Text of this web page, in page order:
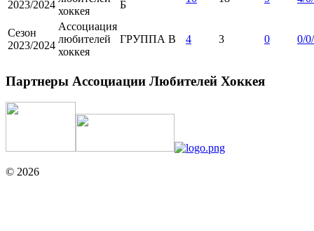
2023/2024
хоккея
Б
Сезон
2023/2024
Ассоциация
любителей
хоккея
ГРУППА B 4 3 0 0/
Партнеры Ассоциации Любителей Хоккея
© 2026